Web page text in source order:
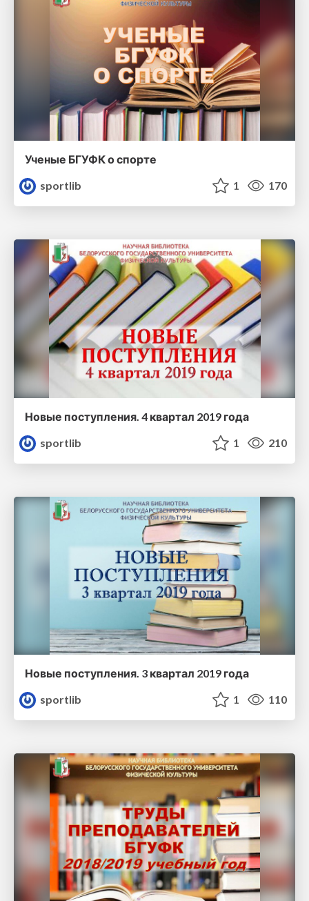
Ученые БГУФК о спорте
sportlib
1 170
Новые поступления. 4 квартал 2019 года
sportlib
1 210
Новые поступления. 3 квартал 2019 года
sportlib
1 110